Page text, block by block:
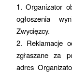
1. Organizator
ogłoszenia
Zwycięzcy.
2. Reklamacje
zgłaszane za
adres